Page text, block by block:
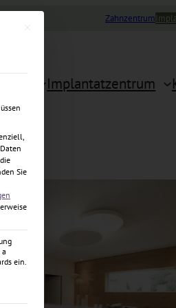
Zahnzentrum
Implantatzentrum
Mit diesem Button wird der Dialog
Sie
ein.